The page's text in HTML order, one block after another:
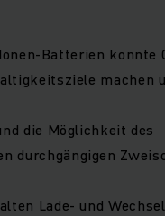
Batterien konnte
machen
die Möglichkeit des
durchgängigen
Lade- und